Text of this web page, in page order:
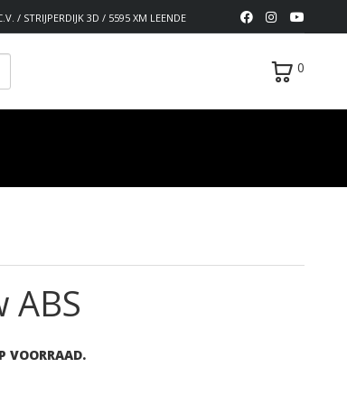
/ STRIJPERDIJK 3D / 5595 XM LEENDE
0
ABS
VOORRAAD.